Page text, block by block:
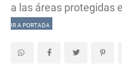
a las áreas protegidas
IR A PORTADA